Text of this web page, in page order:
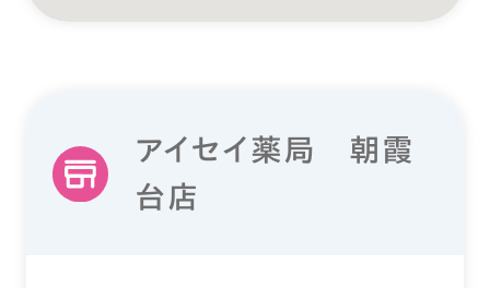
アイセイ薬局 朝霞
台店